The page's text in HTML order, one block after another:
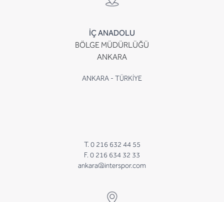
İÇ ANADOLU
BÖLGE MÜDÜRLÜĞÜ
ANKARA
ANKARA - TÜRKİYE
T. 0 216 632 44 55
F. 0 216 634 32 33
ankara@interspor.com